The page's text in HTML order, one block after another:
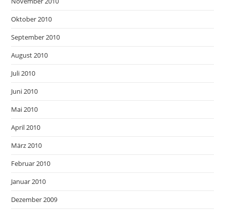
Oktober 2010
September 2010
August 2010
Juli 2010
Juni 2010
Mai 2010
April 2010
März 2010
Februar 2010
Januar 2010
Dezember 2009